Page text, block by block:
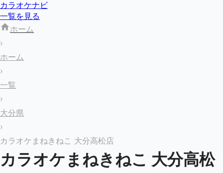
カラオケナビ
一覧を見る
ホーム
›
ホーム
›
一覧
›
大分県
›
カラオケまねきねこ 大分高松店
カラオケまねきねこ 大分高松